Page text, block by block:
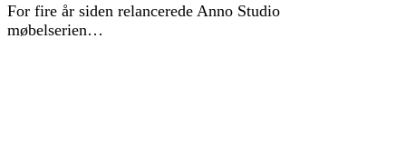
For fire år siden relancerede Anno Studio
møbelserien…